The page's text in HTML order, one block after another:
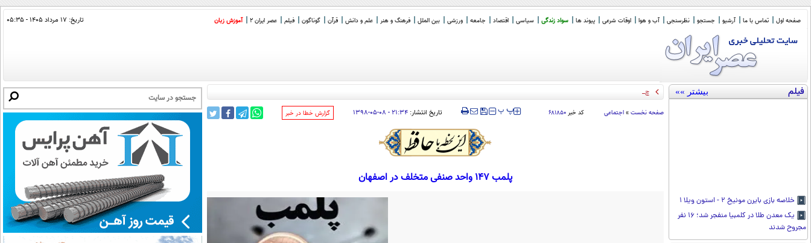
صفحه اول تماس با ما آرشیو جستجو نظرسنجی آب و هوا اوقات شرعی پیوند ها سواد زندگی سیاسی اقتصاد جامعه ورزشی بین الملل فرهنگ و هنر علم و دانش قرآن گوناگون فیلم عصر ایران 2 آموزش زبان تاریخ: ۱۷ مرداد ۱۴۰۵ - ۰۵:۳۵
فیلم بیشتر »»
خلاصه بازی بایرن مونیخ ۲ - استون ویلا ۱
یک معدن طلا در کلمبیا منفجر شد؛ ۱۶ نفر
مجروح شدند
چرا با «دعوت برای
صفحه نخست » اجتماعی کد خبر ۶۸۱۸۵۰ ‍‍‍ پ پ تاریخ انتشار:۲۱:۳۴ - ۰۸-۰۵-۱۳۹۸ ‌گزارش خطا در خبر
پلمب 147 واحد صنفی متخلف در اصفهان